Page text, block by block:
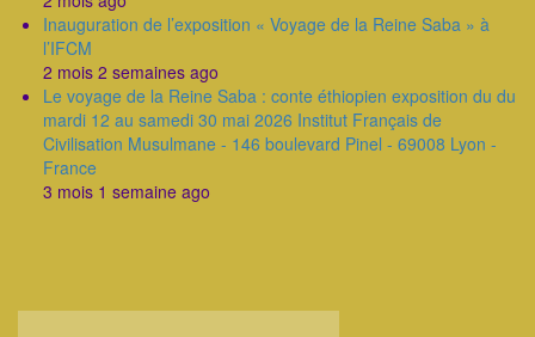
Inauguration de l’exposition « Voyage de la Reine Saba » à
l’IFCM
2 mois 2 semaines ago
Le voyage de la Reine Saba : conte éthiopien exposition du du
mardi 12 au samedi 30 mai 2026 Institut Français de
Civilisation Musulmane - 146 boulevard Pinel - 69008 Lyon -
France
3 mois 1 semaine ago